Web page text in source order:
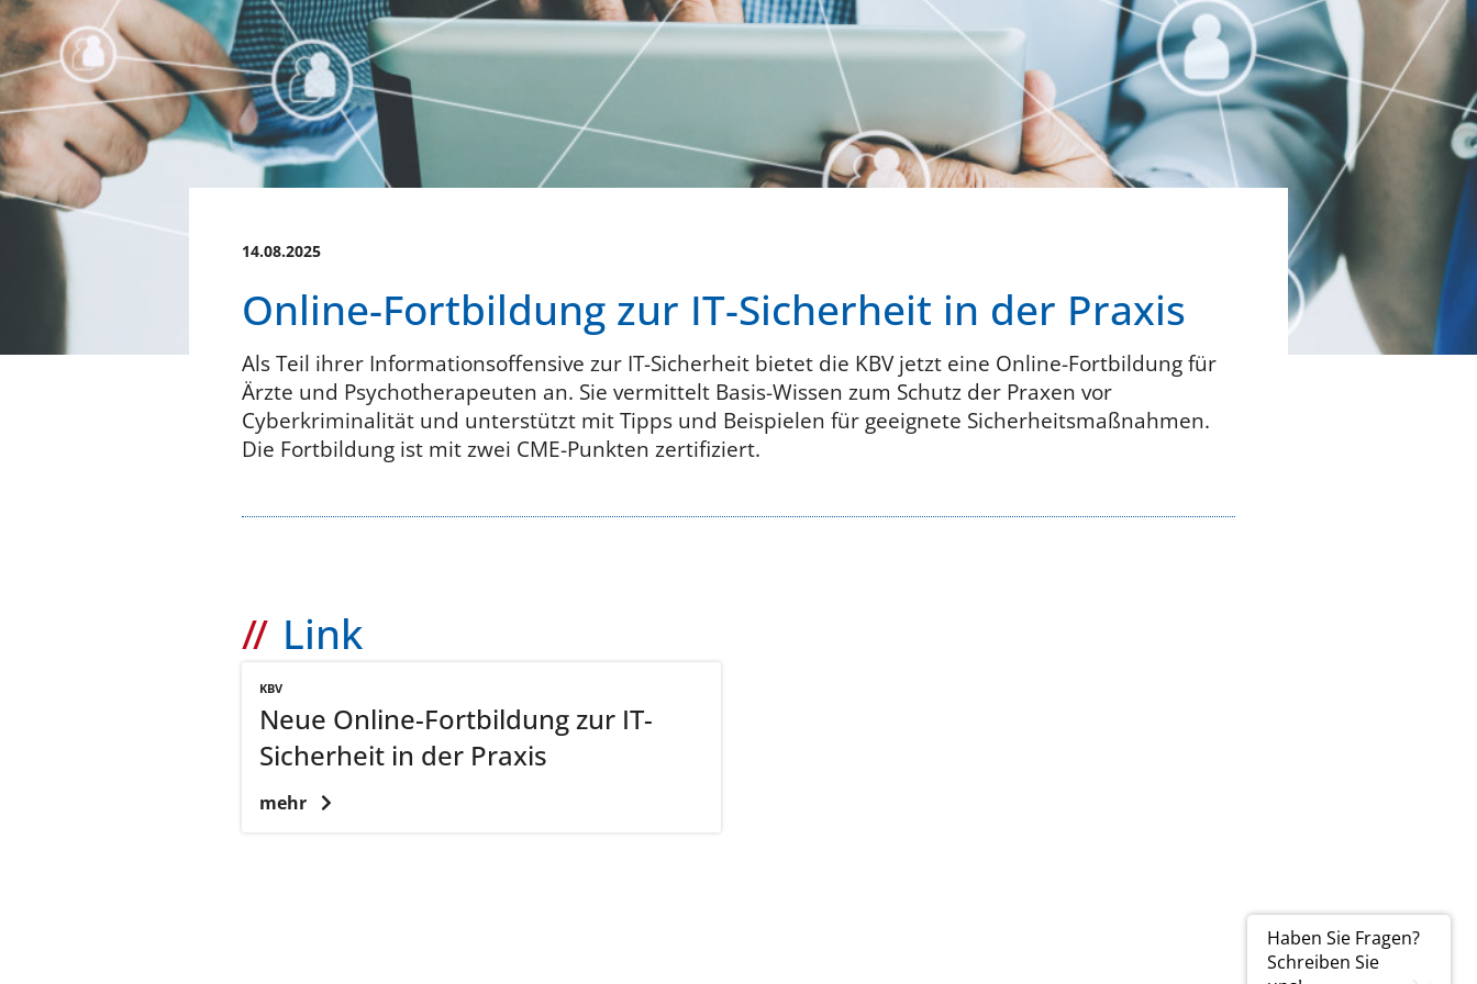
Haben Sie Fragen?
Schreiben Sie
14.08.2025
Online-Fortbildung zur IT-Sicherheit in der Praxis
Als Teil ihrer Informationsoffensive zur IT-Sicherheit bietet die KBV jetzt eine Online-Fortbildung für
Ärzte und Psychotherapeuten an. Sie vermittelt Basis-Wissen zum Schutz der Praxen vor
Cyberkriminalität und unterstützt mit Tipps und Beispielen für geeignete Sicherheitsmaßnahmen.
Die Fortbildung ist mit zwei CME-Punkten zertifiziert.
Link
KBV
Neue Online-Fortbildung zur IT-
Sicherheit in der Praxis
mehr